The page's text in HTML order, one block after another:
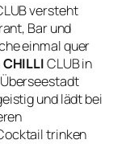
versteht
Bar und
einmal quer
CHILLICLUB in
und lädt bei
trinken